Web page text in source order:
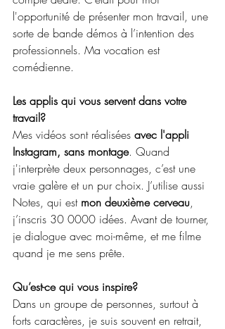
l'opportunité de présenter mon travail, une
sorte de bande démos à l’intention des
professionnels. Ma vocation est
comédienne.
Les applis qui vous servent dans votre
travail?
Mes vidéos sont réalisées avec l'appli
Instagram, sans montage. Quand
j'interprète deux personnages, c’est une
vraie galère et un pur choix. J’utilise aussi
Notes, qui est mon deuxième cerveau,
j’inscris 30 0000 idées. Avant de tourner,
je dialogue avec moi-même, et me filme
quand je me sens prête.
Qu’est-ce qui vous inspire?
Dans un groupe de personnes, surtout à
forts caractères, je suis souvent en retrait,